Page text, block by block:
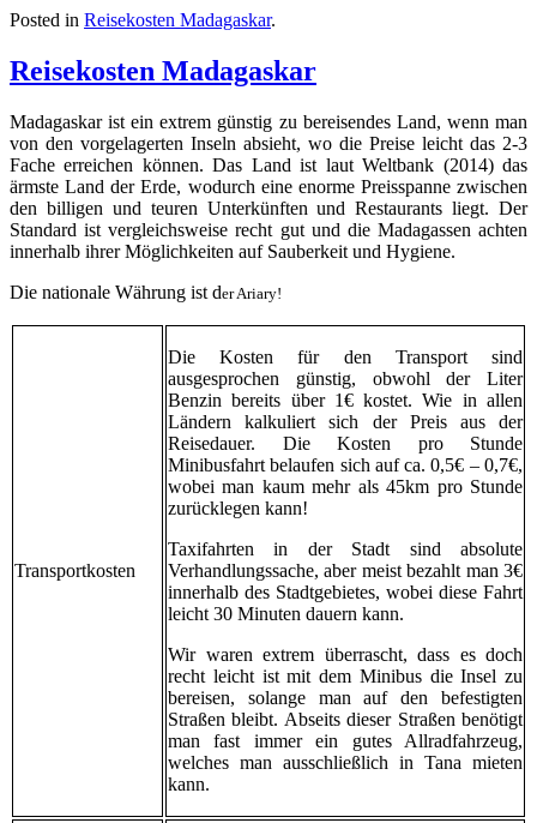
Posted in Reisekosten Madagaskar.
Reisekosten Madagaskar
Madagaskar ist ein extrem günstig zu bereisendes Land, wenn man
von den vorgelagerten Inseln absieht, wo die Preise leicht das 2-3
Fache erreichen können. Das Land ist laut Weltbank (2014) das
ärmste Land der Erde, wodurch eine enorme Preisspanne zwischen
den billigen und teuren Unterkünften und Restaurants liegt. Der
Standard ist vergleichsweise recht gut und die Madagassen achten
innerhalb ihrer Möglichkeiten auf Sauberkeit und Hygiene.
Die nationale Währung ist der Ariary!
Transportkosten
Die Kosten für den Transport sind
ausgesprochen günstig, obwohl der Liter
Benzin bereits über 1€ kostet. Wie in allen
Ländern kalkuliert sich der Preis aus der
Reisedauer. Die Kosten pro Stunde
Minibusfahrt belaufen sich auf ca. 0,5€ – 0,7€,
wobei man kaum mehr als 45km pro Stunde
zurücklegen kann!
Taxifahrten in der Stadt sind absolute
Verhandlungssache, aber meist bezahlt man 3€
innerhalb des Stadtgebietes, wobei diese Fahrt
leicht 30 Minuten dauern kann.
Wir waren extrem überrascht, dass es doch
recht leicht ist mit dem Minibus die Insel zu
bereisen, solange man auf den befestigten
Straßen bleibt. Abseits dieser Straßen benötigt
man fast immer ein gutes Allradfahrzeug,
welches man ausschließlich in Tana mieten
kann.